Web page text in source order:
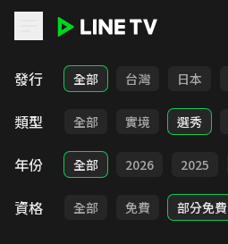
LINE TV - 綜藝
發行 全部 台灣 日本
類型 全部 實境 選秀
年份 全部 2026 2025
資格 全部 免費 部分免費